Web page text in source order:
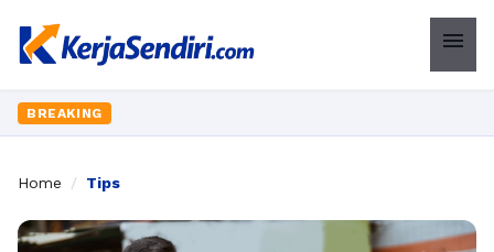
menu
BREAKING
Home / Tips